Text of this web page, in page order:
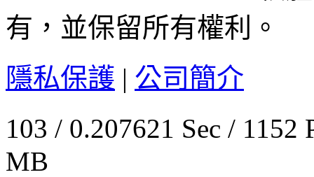
有，並保留所有權利。
隱私保護 | 公司簡介
103 / 0.207621 Sec /
MB